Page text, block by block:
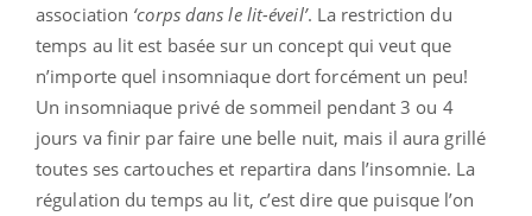
association ‘corps dans le lit-éveil’. La restriction du
temps au lit est basée sur un concept qui veut que
n’importe quel insomniaque dort forcément un peu!
Un insomniaque privé de sommeil pendant 3 ou 4
jours va finir par faire une belle nuit, mais il aura grillé
toutes ses cartouches et repartira dans l’insomnie. La
régulation du temps au lit, c’est dire que puisque l’on